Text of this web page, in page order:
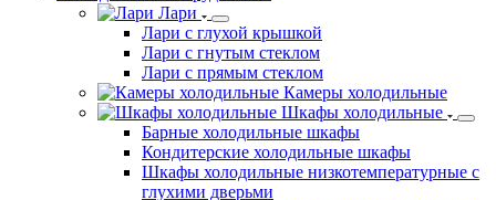
Лари
Лари с глухой крышкой
Лари с гнутым стеклом
Лари с прямым стеклом
Камеры холодильные
Шкафы холодильные
Барные холодильные шкафы
Кондитерские холодильные шкафы
Шкафы холодильные низкотемпературные с
глухими дверьми